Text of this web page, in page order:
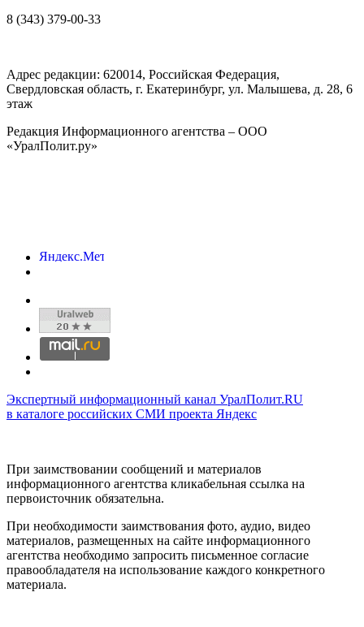
8 (343) 379-00-33
Адрес редакции: 620014, Российская Федерация,
Свердловская область, г. Екатеринбург, ул. Малышева, д. 28, 6
этаж
Редакция Информационного агентства – ООО
«УралПолит.ру»
Экспертный информационный канал УралПолит.RU
в каталоге российских СМИ проекта Яндекс
При заимствовании сообщений и материалов
информационного агентства кликабельная ссылка на
первоисточник обязательна.
При необходимости заимствования фото, аудио, видео
материалов, размещенных на сайте информационного
агентства необходимо запросить письменное согласие
правообладателя на использование каждого конкретного
материала.